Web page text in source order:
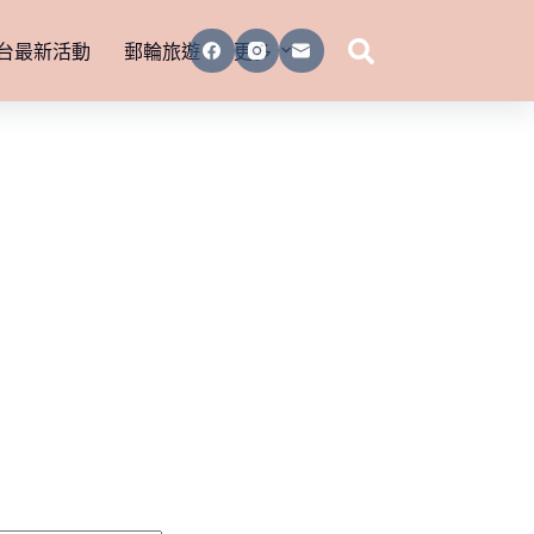
最新活動 郵輪旅遊 更多